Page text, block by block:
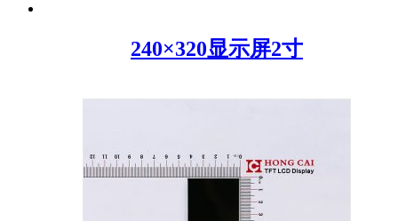
240×320显示屏2寸